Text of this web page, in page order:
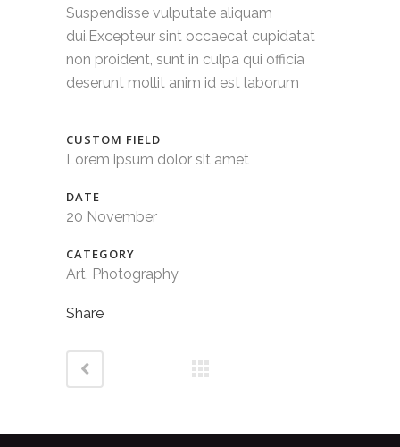
Suspendisse vulputate aliquam
dui.Excepteur sint occaecat cupidatat
non proident, sunt in culpa qui officia
deserunt mollit anim id est laborum
CUSTOM FIELD
Lorem ipsum dolor sit amet
DATE
20 November
CATEGORY
Art, Photography
Share